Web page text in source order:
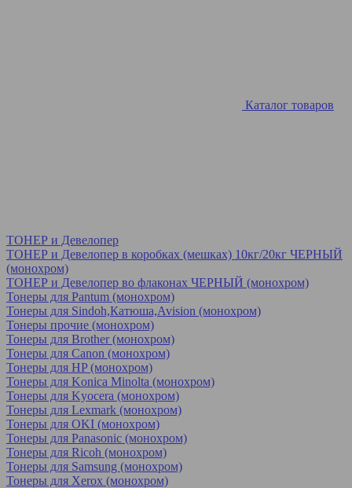
Каталог товаров
ТОНЕР и Девелопер
ТОНЕР и Девелопер в коробках (мешках) 10кг/20кг ЧЕРНЫЙ
(монохром)
ТОНЕР и Девелопер во флаконах ЧЕРНЫЙ (монохром)
Тонеры для Pantum (монохром)
Тонеры для Sindoh,Катюша,Avision (монохром)
Тонеры прочие (монохром)
Тонеры для Brother (монохром)
Тонеры для Canon (монохром)
Тонеры для HP (монохром)
Тонеры для Konica Minolta (монохром)
Тонеры для Kyocera (монохром)
Тонеры для Lexmark (монохром)
Тонеры для OKI (монохром)
Тонеры для Panasonic (монохром)
Тонеры для Ricoh (монохром)
Тонеры для Samsung (монохром)
Тонеры для Xerox (монохром)